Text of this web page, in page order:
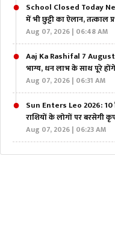
School Closed Today
में भी छुट्टी का ऐलान, तत्काल
Aug 07, 2026 | 06:48 AM
Aaj Ka Rashifal 7 August
भाग्य, धन लाभ के साथ पूरे
Aug 07, 2026 | 06:31 AM
Sun Enters Leo 2026: 10
राशियों के लोगों पर बरसेगी
Aug 07, 2026 | 06:23 AM